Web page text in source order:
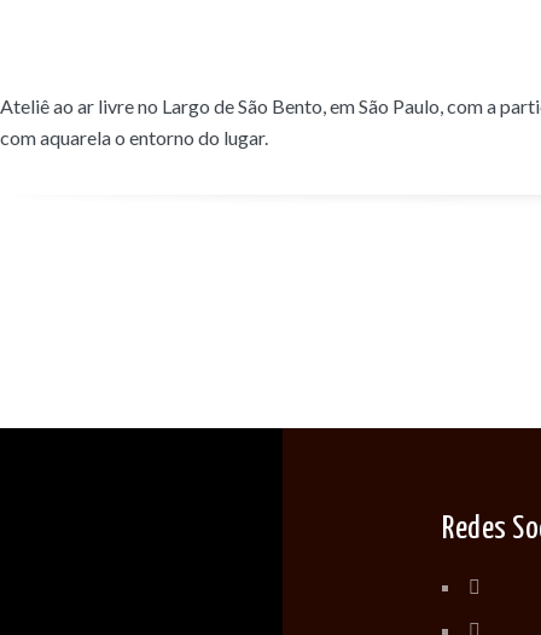
Ateliê ao ar livre no Largo de São Bento, em São Paulo, com a
com aquarela o entorno do lugar.
Redes